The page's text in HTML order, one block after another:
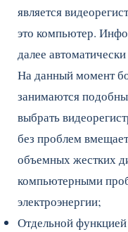
является
это компьютер.
далее
На данный момент
занимаются
выбрать
без проблем
объемных жестких
компьютерными
электроэнергии;
Отдельной